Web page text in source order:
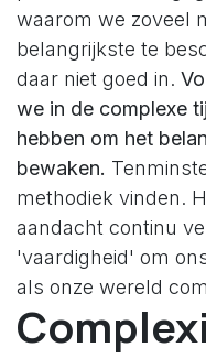
waarom we zoveel
belangrijkste te
daar niet goed in.
we in de complexe
hebben om het
bewaken.
methodiek vinden.
aandacht continu
'vaardigheid' om
als onze wereld